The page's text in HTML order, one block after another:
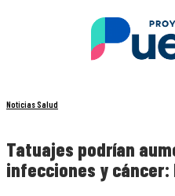
Noticias Salud
Tatuajes podrían
infecciones y cáncer: